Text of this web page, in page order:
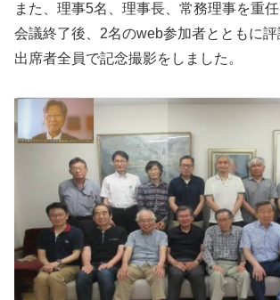
また、理事5名、理事長、常務理事を重任
会議終了後、2名のweb参加者とともに
出席者全員で記念撮影をしました。